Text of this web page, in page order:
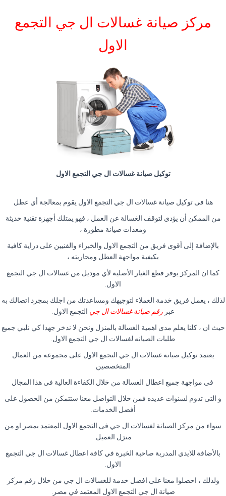
مركز صيانة غسالات ال جي التجمع
الاول
توكيل صيانة غسالات ال جي التجمع الاول
هنا فى توكيل صيانة غسالات ال جي التجمع الاول يقوم بمعالجة أي عطل
من الممكن أن يؤدي لتوقف الغسالة عن العمل ، فهو يمتلك أجهزة تقنية حديثة
ومعدات صيانة مطورة ،
بالإضافة إلى أقوى فريق من التجمع الاول والخبراء والفنيين على دراية كافية
بكيفية مواجهة العطل ومحاربته ،
كما ان المركز يوفر قطع الغيار الأصلية لأي موديل من غسالات ال جي التجمع
الاول.
لذلك ، يعمل فريق خدمة العملاء لتوجيهك ومساعدتك من اجلك بمجرد اتصالك به
عبررقم صيانة غسالات ال جي التجمع الاول.
حيث ان ، كلنا يعلم مدى اهمية الغسالة بالمنزل ونحن لا ندخر جهدا كي نلبي جميع
طلبات الصيانه لغسالات ال جي التجمع الاول.
يعتمد توكيل صيانة غسالات ال جي التجمع الاول على مجموعه من العمال
المتخصصين
فى مواجهة جميع اعطال الغسالة من خلال الكفاءة العالية فى هذا المجال
و التى تدوم لسنوات عديده فمن خلال التواصل معنا ستتمكن من الحصول على
أفضل الخدمات.
سواء من مركز الصيانة لغسالات ال جي فى التجمع الاول المعتمد بمصر او من
منزل العميل.
بالأضافة للايدي المدربة صاحبة الخبرة في كافة اعطال غسالات ال جي التجمع
الاول.
ولذلك ، احصلوا معنا على افضل خدمة للغسالات ال جي من خلال رقم مركز
صيانة ال جي التجمع الاول المعتمد في مصر.